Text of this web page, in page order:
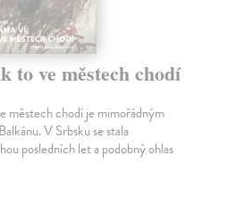
to ve městech chodí
městech chodí je mimořádným
V Srbsku se stala
posledních let a podobný ohlas